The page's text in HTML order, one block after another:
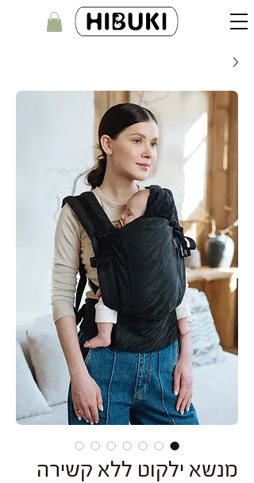
מנשא ילקוט ללא קשירה